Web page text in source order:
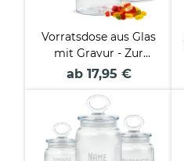
Vorratsdose aus Glas
mit Gravur - Zur
Hochzeit mit Namen
Verschiedene Größen
ab 17,95 €